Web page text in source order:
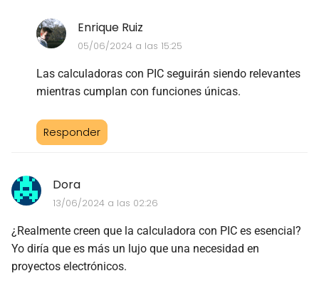
Enrique Ruiz
05/06/2024 a las 15:25
Las calculadoras con PIC seguirán siendo relevantes
mientras cumplan con funciones únicas.
Responder
Dora
13/06/2024 a las 02:26
¿Realmente creen que la calculadora con PIC es esencial?
Yo diría que es más un lujo que una necesidad en
proyectos electrónicos.